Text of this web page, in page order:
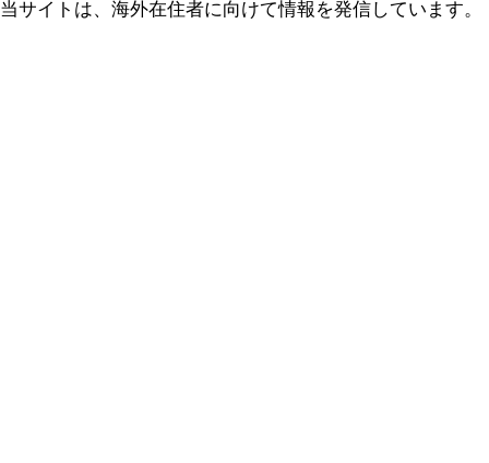
当サイトは、海外在住者に向けて情報を発信しています。